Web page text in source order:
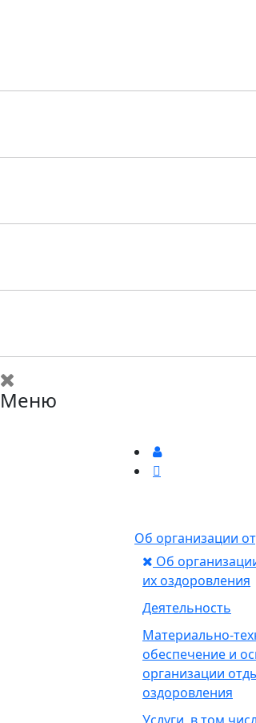
Меню
Об организации
Об
их оздоровления
Деятельность
Материально-
обеспечение и
организации
оздоровления